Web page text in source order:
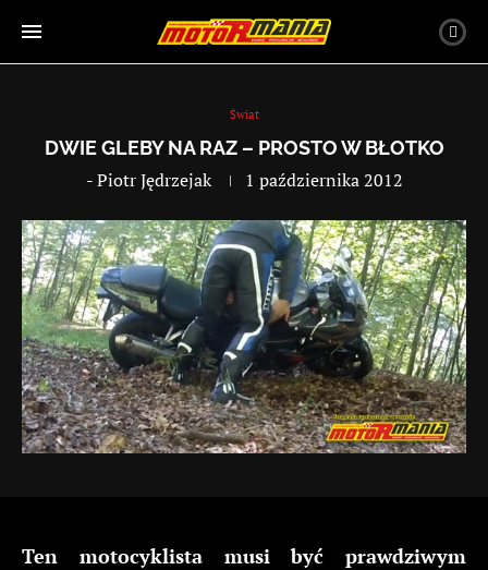
Świat
DWIE GLEBY NA RAZ – PROSTO W BŁOTKO
-Piotr Jędrzejak 1 października 2012
Ten motocyklista musi być prawdziwym